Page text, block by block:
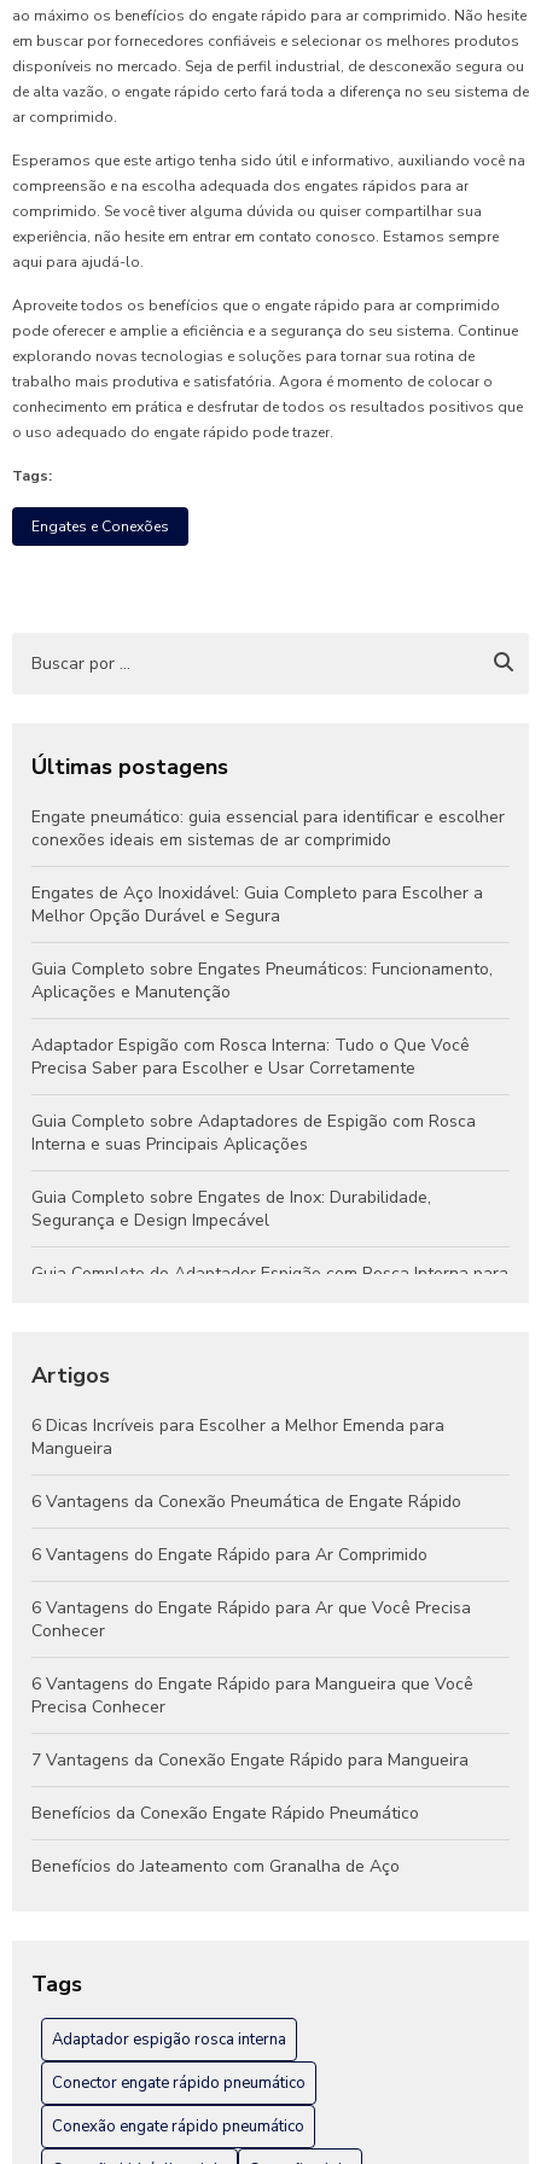
ao máximo os benefícios do engate rápido para ar comprimido. Não hesite
em buscar por fornecedores confiáveis e selecionar os melhores produtos
disponíveis no mercado. Seja de perfil industrial, de desconexão segura ou
de alta vazão, o engate rápido certo fará toda a diferença no seu sistema de
ar comprimido.
Esperamos que este artigo tenha sido útil e informativo, auxiliando você na
compreensão e na escolha adequada dos engates rápidos para ar
comprimido. Se você tiver alguma dúvida ou quiser compartilhar sua
experiência, não hesite em entrar em contato conosco. Estamos sempre
aqui para ajudá-lo.
Aproveite todos os benefícios que o engate rápido para ar comprimido
pode oferecer e amplie a eficiência e a segurança do seu sistema. Continue
explorando novas tecnologias e soluções para tornar sua rotina de
trabalho mais produtiva e satisfatória. Agora é momento de colocar o
conhecimento em prática e desfrutar de todos os resultados positivos que
o uso adequado do engate rápido pode trazer.
Tags:
Engates e Conexões
Últimas postagens
Engate pneumático: guia essencial para identificar e escolher
conexões ideais em sistemas de ar comprimido
Engates de Aço Inoxidável: Guia Completo para Escolher a
Melhor Opção Durável e Segura
Guia Completo sobre Engates Pneumáticos: Funcionamento,
Aplicações e Manutenção
Adaptador Espigão com Rosca Interna: Tudo o Que Você
Precisa Saber para Escolher e Usar Corretamente
Guia Completo sobre Adaptadores de Espigão com Rosca
Interna e suas Principais Aplicações
Guia Completo sobre Engates de Inox: Durabilidade,
Segurança e Design Impecável
Guia Completo do Adaptador Espigão com Rosca Interna para
Eficientes e Confiáveis
Engates Pneumáticos: Vantagens, Aplicações e Dicas para
Escolher o Melhor Modelo
Guia Completo de Engates Pneumáticos: Benefícios, Usos e
Dicas de Manutenção
Artigos
6 Dicas Incríveis para Escolher a Melhor Emenda para
Mangueira
6 Vantagens da Conexão Pneumática de Engate Rápido
6 Vantagens do Engate Rápido para Ar Comprimido
6 Vantagens do Engate Rápido para Ar que Você Precisa
Conhecer
6 Vantagens do Engate Rápido para Mangueira que Você
Precisa Conhecer
7 Vantagens da Conexão Engate Rápido para Mangueira
Benefícios da Conexão Engate Rápido Pneumático
Benefícios do Jateamento com Granalha de Aço
Como Escolher a Conexão Hidráulica Niple Ideal para Seu
Projeto
Como Escolher a Melhor Conexão Engate Rápido em Inox
para Seu Projeto
Como escolher a melhor fábrica de engate rápido hidráulico
Tags
Adaptador espigão rosca interna
Conector engate rápido pneumático
Conexão engate rápido pneumático